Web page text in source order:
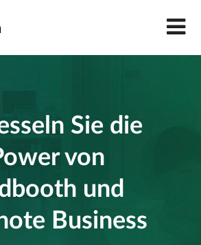
Sie die
von
und
Business